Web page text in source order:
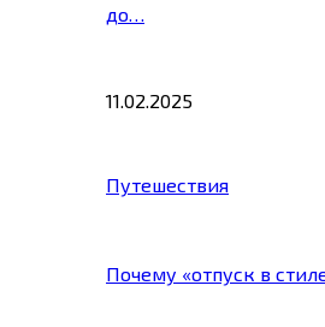
до…
11.02.2025
Путешествия
Почему «отпуск в